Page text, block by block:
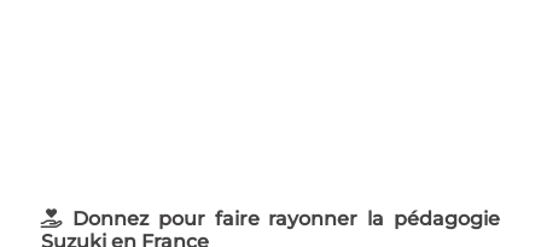
Donnez pour faire rayonner la pédagogie
Suzuki en France